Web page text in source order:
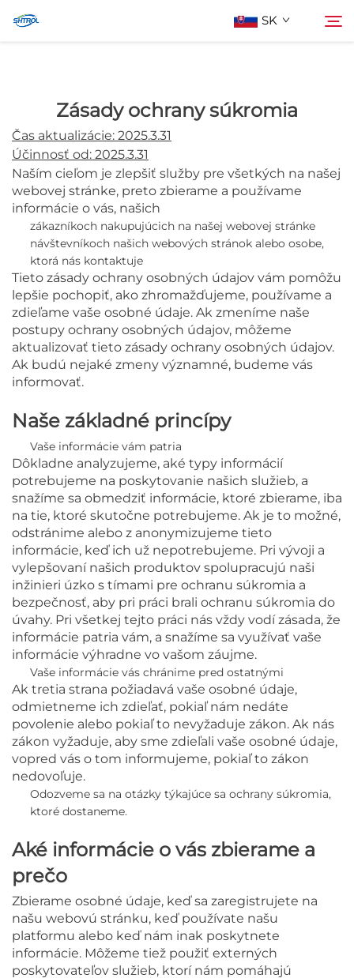
SK
Výrobky
Kontaktuj Nás
Hľadať
Zásady ochrany súkromia
Čas aktualizácie: 2025.3.31
Účinnosť od: 2025.3.31
Naším cieľom je zlepšiť služby pre všetkých na našej
webovej stránke, preto zbierame a používame
informácie o vás, našich
zákazníkoch nakupujúcich na našej webovej stránke
návštevníkoch našich webových stránok alebo osobe,
ktorá nás kontaktuje
Tieto zásady ochrany osobných údajov vám pomôžu
lepšie pochopiť, ako zhromažďujeme, používame a
zdieľame vaše osobné údaje. Ak zmeníme naše
postupy ochrany osobných údajov, môžeme
aktualizovať tieto zásady ochrany osobných údajov.
Ak budú nejaké zmeny významné, budeme vás
informovať.
Naše základné princípy
Vaše informácie vám patria
Dôkladne analyzujeme, aké typy informácií
potrebujeme na poskytovanie našich služieb, a
snažíme sa obmedziť informácie, ktoré zbierame, iba
na tie, ktoré skutočne potrebujeme. Ak je to možné,
odstránime alebo z anonymizujeme tieto
informácie, keď ich už nepotrebujeme. Pri vývoji a
vylepšovaní našich produktov spolupracujú naši
inžinieri úzko s tímami pre ochranu súkromia a
bezpečnosť, aby pri práci brali ochranu súkromia do
úvahy. Pri všetkej tejto práci nás vždy vodí zásada, že
informácie patria vám, a snažíme sa využívať vaše
informácie výhradne vo vašom záujme.
Vaše informácie vás chránime pred ostatnými
Ak tretia strana požiadavá vaše osobné údaje,
odmietneme ich zdieľať, pokiaľ nám nedáte
povolenie alebo pokiaľ to nevyžaduje zákon. Ak nás
zákon vyžaduje, aby sme zdieľali vaše osobné údaje,
vopred vás o tom informujeme, pokiaľ to zákon
nedovoľuje.
Odozveme sa na otázky týkajúce sa ochrany súkromia,
ktoré dostaneme.
Aké informácie o vás zbierame a
prečo
Zbierame osobné údaje, keď sa zaregistrujete na
našu webovú stránku, keď používate našu
platformu alebo keď nám inak poskytnete
informácie. Môžeme tiež použiť externých
poskytovateľov služieb, ktorí nám pomáhajú